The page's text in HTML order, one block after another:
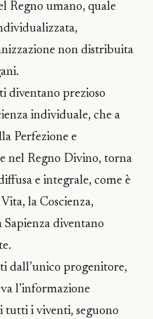
Regno umano, quale
non distribuita
diventano prezioso
individuale, che a
Perfezione e
nel Regno Divino, torna
e integrale, come è
la Coscienza,
Sapienza diventano
dall’unico progenitore,
l’informazione
tutti i viventi, seguono